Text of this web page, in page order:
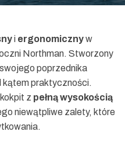
i ergonomicznyw
Northman. Stworzony
poprzednika
kątem praktyczności.
z pełną wysokością
niewątpliwe zalety, które